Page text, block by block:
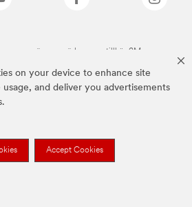
on your device to enhance site
usage, and deliver you advertisements
Accept Cookies
ovan är varumärken som tillhör 3M.